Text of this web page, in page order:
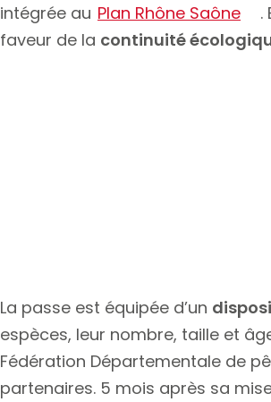
intégrée au Plan Rhône Saône
.
faveur de la continuité
La passe est équipée d’un
espèces, leur nombre, taille et
Fédération Départementale de
partenaires. 5 mois après sa